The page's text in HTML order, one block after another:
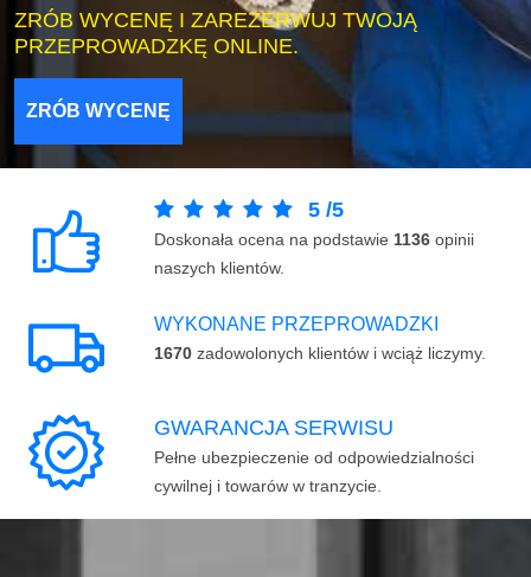
ZRÓB WYCENĘ I ZAREZERWUJ TWOJĄ
PRZEPROWADZKĘ ONLINE.
ZRÓB WYCENĘ
5 /5
Doskonała ocena na podstawie 1136 opinii
naszych klientów.
WYKONANE PRZEPROWADZKI
1670 zadowolonych klientów i wciąż liczymy.
GWARANCJA SERWISU
Pełne ubezpieczenie od odpowiedzialności
cywilnej i towarów w tranzycie.